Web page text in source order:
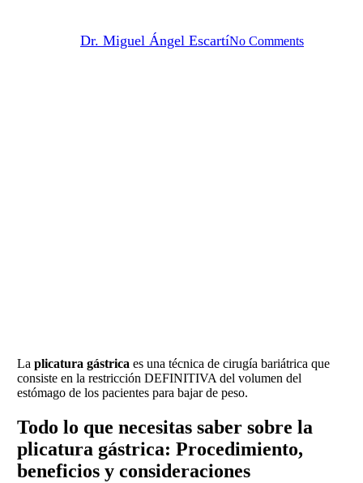
Dr. Miguel Ángel EscartíNo Comments
Laplicatura gástrica es una técnica de cirugía bariátrica que
consiste en la restricción DEFINITIVA del volumen del
estómago de los pacientes para bajar de peso.
Todo lo que necesitas saber sobre la
plicatura gástrica: Procedimiento,
beneficios y consideraciones